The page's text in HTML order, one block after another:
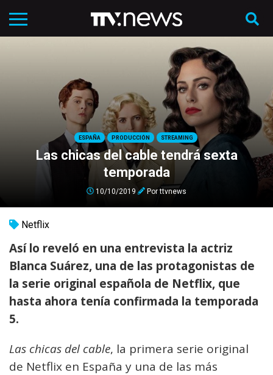
ESPAÑA PRODUCCIÓN STREAMING
Las chicas del cable tendrá sexta
temporada
10/10/2019 Porttvnews
Netflix
Así lo reveló en una entrevista la actriz
Blanca Suárez, una de las protagonistas de
la serie original española de Netflix, que
hasta ahora tenía confirmada la temporada
5.
Las chicas del cable, la primera serie original
de Netflix en España y una de las más